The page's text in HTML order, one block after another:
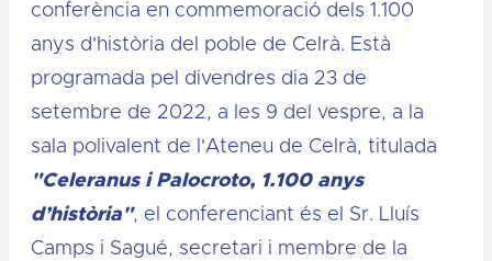
conferència en commemoració dels 1.100
anys d'història del poble de Celrà. Està
programada pel divendres dia 23 de
setembre de 2022, a les 9 del vespre, a la
sala polivalent de l'Ateneu de Celrà, titulada
"Celeranus i Palocroto, 1.100 anys
d’història", el conferenciant és el Sr. Lluís
Camps i Sagué, secretari i membre de la